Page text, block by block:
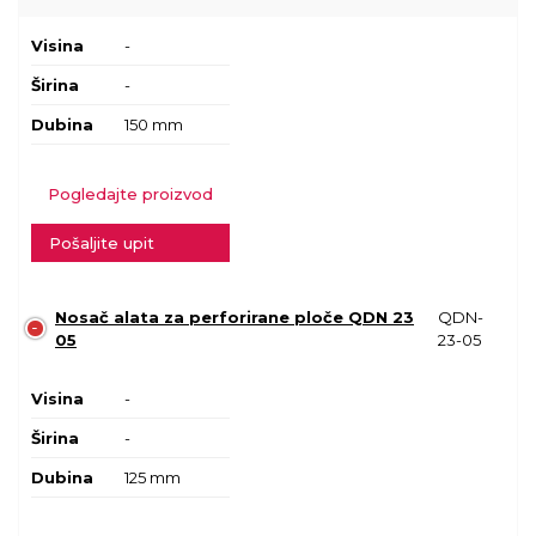
Visina -
Širina -
Dubina 150 mm
Pogledajte proizvod
Pošaljite upit
Nosač alata za perforirane ploče QDN 23
05
QDN-
23-05
Visina -
Širina -
Dubina 125 mm